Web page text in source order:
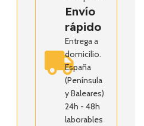
Envío
rápido
Entrega a
domicilio.
España
(Península
y Baleares)
24h - 48h
laborables